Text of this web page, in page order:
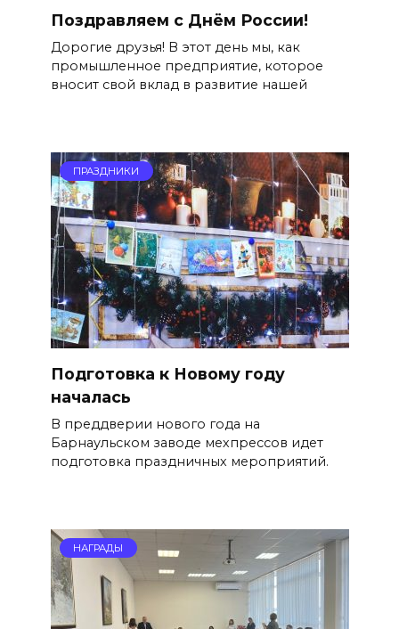
Поздравляем с Днём России!
Дорогие друзья! В этот день мы, как
промышленное предприятие, которое
вносит свой вклад в развитие нашей
ПРАЗДНИКИ
Подготовка к Новому году
началась
В преддверии нового года на
Барнаульском заводе мехпрессов идет
подготовка праздничных мероприятий.
НАГРАДЫ